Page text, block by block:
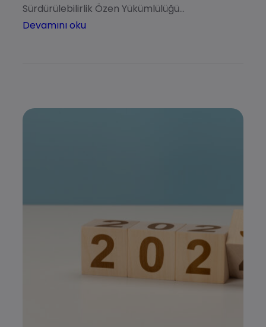
Sürdürülebilirlik Özen Yükümlülüğü…
Devamını oku